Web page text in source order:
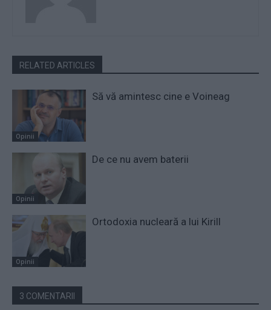
RELATED ARTICLES
Opinii
Să vă amintesc cine e Voineag
Opinii
De ce nu avem baterii
Opinii
Ortodoxia nucleară a lui Kirill
3 COMENTARII